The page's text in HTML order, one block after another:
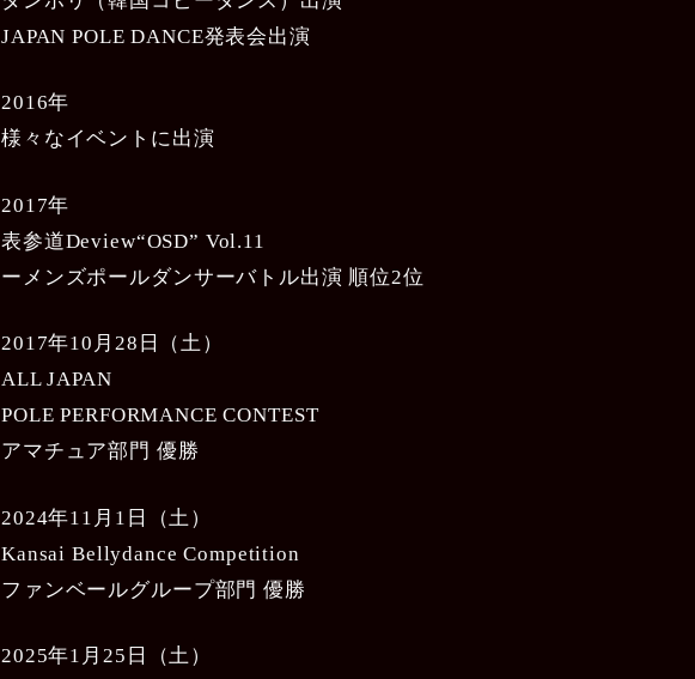
JAPAN POLE DANCE発表会出演
2016年
様々なイベントに出演
2017年
表参道Deview“OSD” Vol.11
ーメンズポールダンサーバトル出演 順位2位
2017年10月28日（土）
ALL JAPAN
POLE PERFORMANCE CONTEST
アマチュア部門 優勝
2024年11月1日（土）
Kansai Bellydance Competition
ファンベールグループ部門 優勝
2025年1月25日（土）